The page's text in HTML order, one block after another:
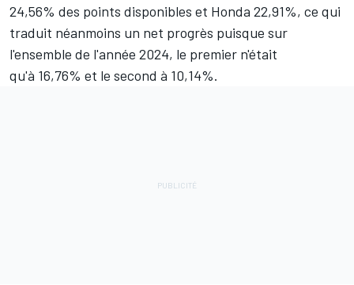
24,56% des points disponibles et Honda 22,91%, ce qui
traduit néanmoins un net progrès puisque sur
l'ensemble de l'année 2024, le premier n'était
qu'à 16,76% et le second à 10,14%.